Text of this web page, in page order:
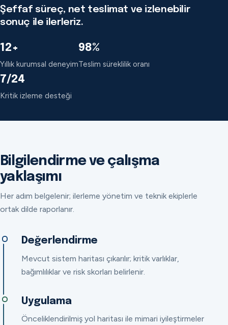
Şeffaf süreç, net teslimat ve izlenebilir
sonuç ile ilerleriz.
12+
Yıllık kurumsal deneyim
98%
Teslim süreklilik oranı
7/24
Kritik izleme desteği
Bilgilendirme ve çalışma
yaklaşımı
Her adım belgelenir; ilerleme yönetim ve teknik ekiplerle
ortak dilde raporlanır.
Değerlendirme
Mevcut sistem haritası çıkarılır; kritik varlıklar,
bağımlılıklar ve risk skorları belirlenir.
Uygulama
Önceliklendirilmiş yol haritası ile mimari iyileştirmeler